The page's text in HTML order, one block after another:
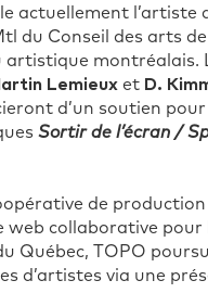
actuellement
du Conseil des arts
artistique montréalais.
Lemieux et D.
d’un soutien
Sortir de l’écran /
de
collaborative pour
Québec, TOPO
d’artistes via une